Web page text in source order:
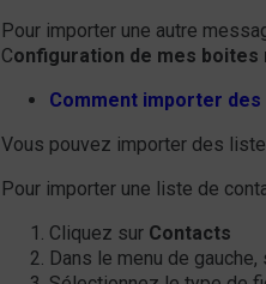
Pour importer une autre
Configuration de mes boites
Comment importer
Vous pouvez importer des
Pour importer une liste de
Cliquez sur Contacts
Dans le menu de